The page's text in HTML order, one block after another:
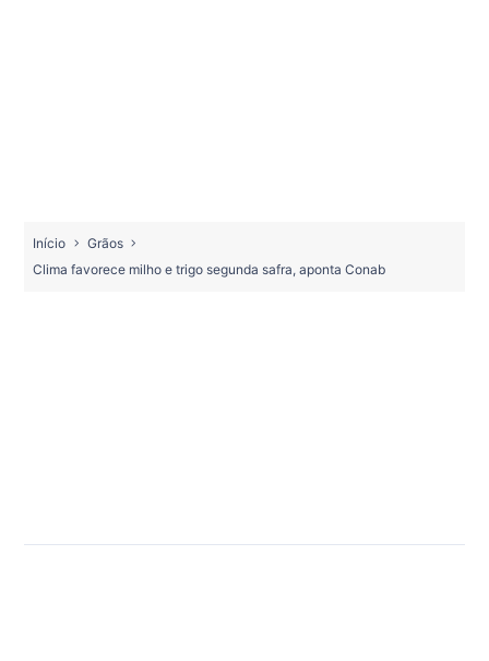
Início
Grãos
Clima favorece milho e trigo segunda safra, aponta Conab